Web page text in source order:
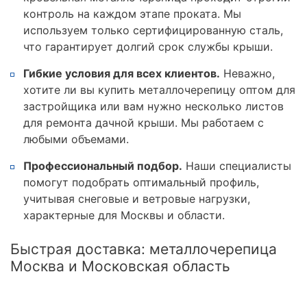
контроль на каждом этапе проката. Мы
используем только сертифицированную сталь,
что гарантирует долгий срок службы крыши.
Гибкие условия для всех клиентов. Неважно,
хотите ли вы купить металлочерепицу оптом для
застройщика или вам нужно несколько листов
для ремонта дачной крыши. Мы работаем с
любыми объемами.
Профессиональный подбор. Наши специалисты
помогут подобрать оптимальный профиль,
учитывая снеговые и ветровые нагрузки,
характерные для Москвы и области.
Быстрая доставка: металлочерепица
Москва и Московская область